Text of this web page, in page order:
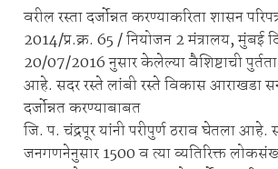
वरील रस्ता दर्जोन्नत करण्याकरिता शासन
2014/प्र.क्र. 65 / नियोजन 2 मंत्रालय, मुंबई
20/07/2016 नुसार केलेल्या वैशिष्टाची
आहे. सदर रस्ते लांबी रस्ते विकास आराखडा
दर्जोन्नत करण्याबाबत
जि. प. चंद्रपूर यांनी परीपुर्ण ठराव घेतला आहे.
जनगणनेनुसार 1500 व त्या व्यतिरिक्त